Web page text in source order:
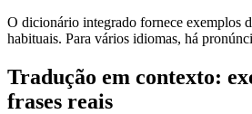
O dicionário integrado fornece exemplos
habituais. Para vários idiomas, há
Tradução em contexto:
frases reais